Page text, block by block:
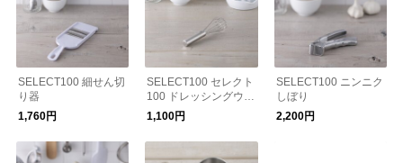
SELECT100 細せん切
り器
1,760円
SELECT100 セレクト
100 ドレッシングウィ
スク
1,100円
SELECT100 ニンニク
しぼり
2,200円